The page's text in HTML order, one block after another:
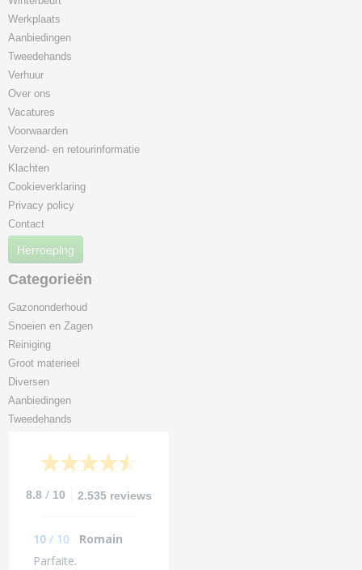
Werkplaats
Aanbiedingen
Tweedehands
Verhuur
Over ons
Vacatures
Voorwaarden
Verzend- en retourinformatie
Klachten
Cookieverklaring
Privacy policy
Contact
Herroeping
Categorieën
Gazononderhoud
Snoeien en Zagen
Reiniging
Groot materieel
Diversen
Aanbiedingen
Tweedehands
8.8 / 10 2.535 reviews
10 / 10
Romain
Parfaite.